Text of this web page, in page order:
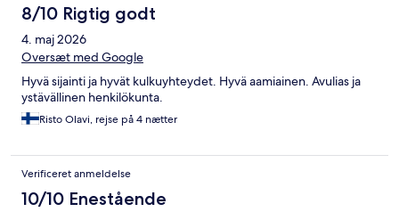
8/10 Rigtig godt
4. maj 2026
Oversæt med Google
Hyvä sijainti ja hyvät kulkuyhteydet. Hyvä aamiainen. Avulias ja
ystävällinen henkilökunta.
Risto Olavi, rejse på 4 nætter
Verificeret anmeldelse
10/10 Enestående